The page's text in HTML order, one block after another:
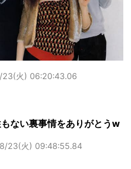
火) 06:20:43.06
ない裏事情をありがとうw
23(火) 09:48:55.84